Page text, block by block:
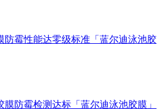
防霉性能达零级标准「蓝尔迪泳池胶
膜防霉检测达标「蓝尔迪泳池胶膜」